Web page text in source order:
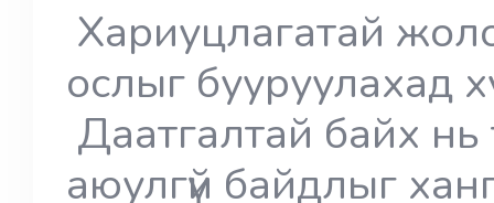
Хариуцлагатай
ослыг бууруулахад
Даатгалтай байх
аюулгүй байдлыг